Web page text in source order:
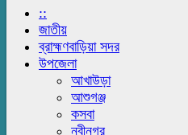
::
জাতীয়
ব্রাহ্মণবাড়িয়া সদর
উপজেলা
আখাউড়া
আশুগঞ্জ
কসবা
নবীনগর